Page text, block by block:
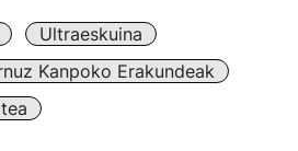
Ultraeskuina
Kanpoko Erakundeak